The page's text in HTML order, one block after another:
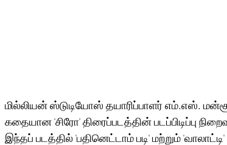
மில்லியன் ஸ்டுடியோஸ் தயாரிப்பாளர் எம்.எஸ்.
கதையான 'சிரோ' திரைப்படத்தின் படப்பிடிப்பு
இந்தப் படத்தில் 'பதினெட்டாம் படி' மற்றும்